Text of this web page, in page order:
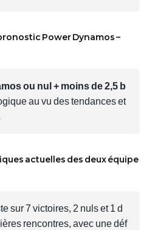
Power Dynamos –
ou nul + moins de 2,5 b
au vu des tendances et
actuelles des deux équipe
sur 7 victoires, 2 nuls et 1 d
rencontres, avec une déf